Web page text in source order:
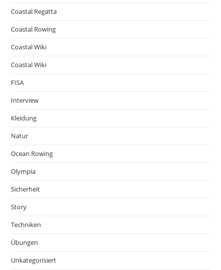
Coastal Regatta
Coastal Rowing
Coastal Wiki
Coastal Wiki
FISA
Interview
Kleidung
Natur
Ocean Rowing
Olympia
Sicherheit
Story
Techniken
Übungen
Unkategorisiert